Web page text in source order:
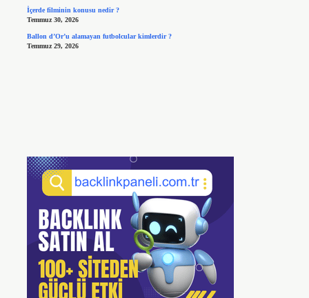
İçerde filminin konusu nedir ?
Temmuz 30, 2026
Ballon d’Or’u alamayan futbolcular kimlerdir ?
Temmuz 29, 2026